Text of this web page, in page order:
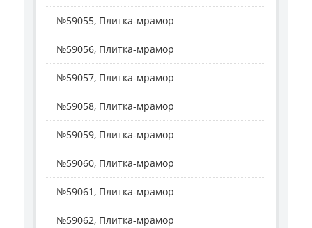
№59055, Плитка-мрамор
№59056, Плитка-мрамор
№59057, Плитка-мрамор
№59058, Плитка-мрамор
№59059, Плитка-мрамор
№59060, Плитка-мрамор
№59061, Плитка-мрамор
№59062, Плитка-мрамор